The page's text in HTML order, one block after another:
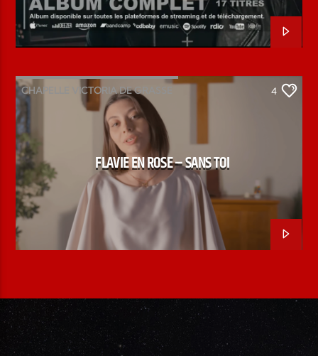
CHAPELLE VICTORIA DE GRASSE
CHORISTE MUINDA FLAVIE EN ROSE
SANS TOI
4
FLAVIE EN ROSE – SANS TOI